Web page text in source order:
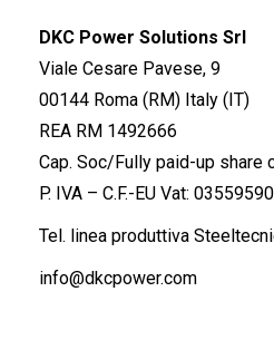
DKC Power Solutions Srl
Viale Cesare Pavese, 9
00144 Roma (RM) Italy (IT)
REA RM 1492666
Cap. Soc/Fully paid-up share
P. IVA – C.F.-EU Vat:
Tel. linea produttiva
info@dkcpower.com